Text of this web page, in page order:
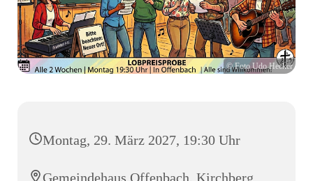
© Foto Udo Hecker
Montag, 29. März 2027, 19:30 Uhr
Gemeindehaus Offenbach, Kirchberg